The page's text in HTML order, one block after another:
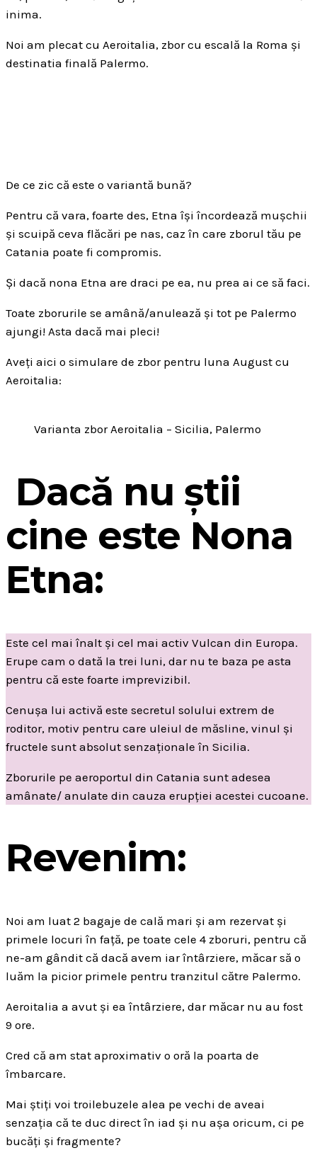
inima.
Noi am plecat cu Aeroitalia, zbor cu escală la Roma și
destinatia finală Palermo.
De ce zic că este o variantă bună?
Pentru că vara, foarte des, Etna își încordează mușchii
și scuipă ceva flăcări pe nas, caz în care zborul tău pe
Catania poate fi compromis.
Și dacă nona Etna are draci pe ea, nu prea ai ce să faci.
Toate zborurile se amână/anulează și tot pe Palermo
ajungi! Asta dacă mai pleci!
Aveți aici o simulare de zbor pentru luna August cu
Aeroitalia:
Varianta zbor Aeroitalia – Sicilia, Palermo
Dacă nu știi
cine este Nona
Etna:
Este cel mai înalt și cel mai activ Vulcan din Europa.
Erupe cam o dată la trei luni, dar nu te baza pe asta
pentru că este foarte imprevizibil.
Cenușa lui activă este secretul solului extrem de
roditor, motiv pentru care uleiul de măsline, vinul și
fructele sunt absolut senzaționale în Sicilia.
Zborurile pe aeroportul din Catania sunt adesea
amânate/ anulate din cauza erupției acestei cucoane.
Revenim:
Noi am luat 2 bagaje de cală mari și am rezervat și
primele locuri în față, pe toate cele 4 zboruri, pentru că
ne-am gândit că dacă avem iar întârziere, măcar să o
luăm la picior primele pentru tranzitul către Palermo.
Aeroitalia a avut și ea întârziere, dar măcar nu au fost
9 ore.
Cred că am stat aproximativ o oră la poarta de
îmbarcare.
Mai știți voi troilebuzele alea pe vechi de aveai
senzația că te duc direct în iad și nu așa oricum, ci pe
bucăți și fragmente?